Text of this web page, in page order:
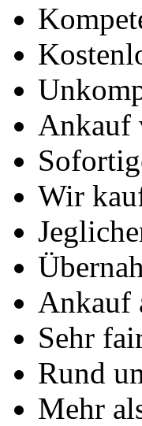
Ankauf
Wir
Ankauf
Sehr
Rund
Mehr